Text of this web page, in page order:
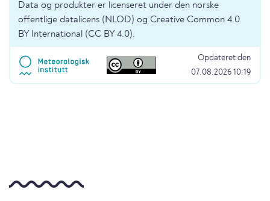
Data og produkter er licenseret under den norske
offentlige datalicens (NLOD) og Creative Common 4.0
BY International (CC BY 4.0).
Opdateret den
07.08.2026 10:19